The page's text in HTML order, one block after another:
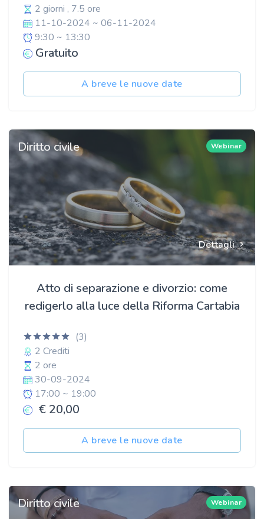
2 giorni , 7.5 ore
11-10-2024 ~ 06-11-2024
9:30 ~ 13:30
Gratuito
A breve le nuove date
Dettagli
Diritto civile Webinar
Atto di separazione e divorzio: come
redigerlo alla luce della Riforma Cartabia
(3)
2 Crediti
2 ore
30-09-2024
17:00 ~ 19:00
€ 20,00
A breve le nuove date
Diritto civile Webinar